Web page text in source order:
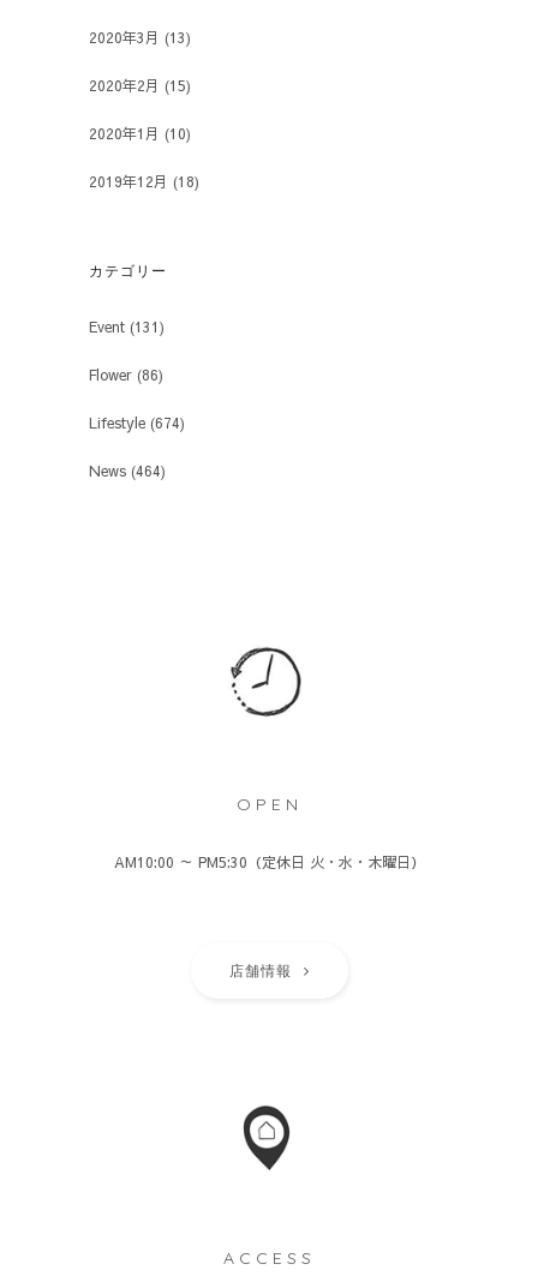
2020年3月 (13)
2020年2月 (15)
2020年1月 (10)
2019年12月 (18)
カテゴリー
Event (131)
Flower (86)
Lifestyle (674)
News (464)
OPEN
AM10:00 ～ PM5:30（定休日 火・水・木曜日）
店舗情報
ACCESS